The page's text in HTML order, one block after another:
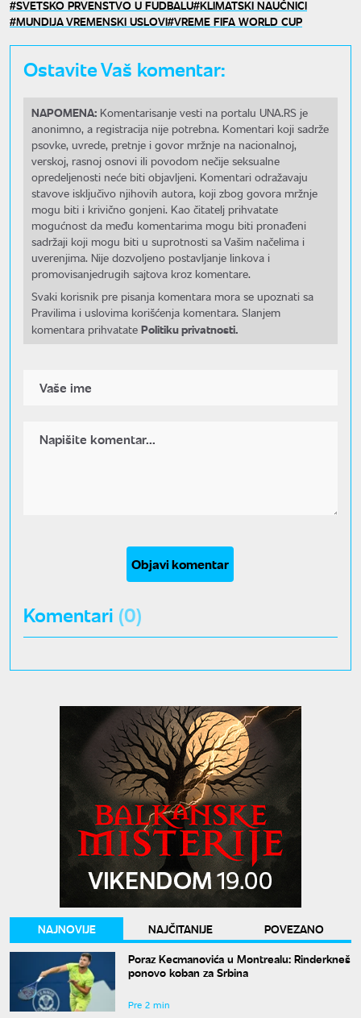
SVETSKO PRVENSTVO U FUDBALU KLIMATSKI NAUČNICI
MUNDIJA VREMENSKI USLOVI VREME FIFA WORLD CUP
Ostavite Vaš komentar:
NAPOMENA: Komentarisanje vesti na portalu UNA.RS je
anonimno, a registracija nije potrebna. Komentari koji sadrže
psovke, uvrede, pretnje i govor mržnje na nacionalnoj,
verskoj, rasnoj osnovi ili povodom nečije seksualne
opredeljenosti neće biti objavljeni. Komentari odražavaju
stavove isključivo njihovih autora, koji zbog govora mržnje
mogu biti i krivično gonjeni. Kao čitatelj prihvatate
mogućnost da među komentarima mogu biti pronađeni
sadržaji koji mogu biti u suprotnosti sa Vašim načelima i
uverenjima. Nije dozvoljeno postavljanje linkova i
promovisanjedrugih sajtova kroz komentare.
Svaki korisnik pre pisanja komentara mora se upoznati sa
Pravilima i uslovima korišćenja komentara. Slanjem
komentara prihvatate Politiku privatnosti.
Objavi komentar
Komentari (0)
NAJNOVIJE NAJČITANIJE
POVEZANO
Poraz Kecmanovića u Montrealu: Rinderkneš
ponovo koban za Srbina
Pre 2 min